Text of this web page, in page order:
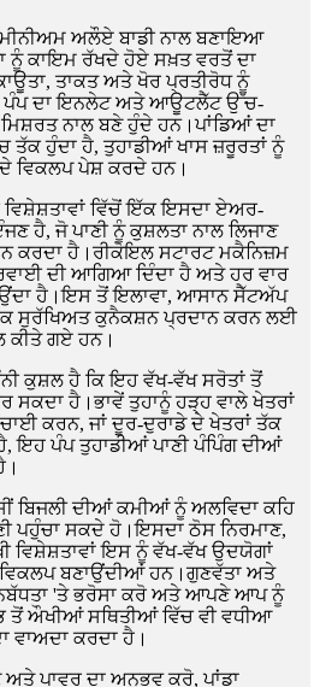
ਅਲੌਏ ਬਾਡੀ ਨਾਲ ਬਣਾਇਆ
ਨੂੰ ਕਾਇਮ ਰੱਖਦੇ ਹੋਏ ਸਖ਼ਤ ਵਰਤੋਂ ਦਾ
ਤਾਕਤ ਅਤੇ ਖੋਰ ਪ੍ਰਤੀਰੋਧ ਨੂੰ
ਪੰਪ ਦਾ ਇਨਲੇਟ ਅਤੇ ਆਊਟਲੈੱਟ ਉੱਚ-
ਨਾਲ ਬਣੇ ਹੁੰਦੇ ਹਨ।ਪਾਂਡਿਆਂ ਦਾ
ਹੁੰਦਾ ਹੈ, ਤੁਹਾਡੀਆਂ ਖਾਸ ਜ਼ਰੂਰਤਾਂ ਨੂੰ
ਵਿਕਲਪ ਪੇਸ਼ ਕਰਦੇ ਹਨ।
ਵਿਸ਼ੇਸ਼ਤਾਵਾਂ ਵਿੱਚੋਂ ਇੱਕ ਇਸਦਾ ਏਅਰ-
ਹੈ, ਜੋ ਪਾਣੀ ਨੂੰ ਕੁਸ਼ਲਤਾ ਨਾਲ ਲਿਜਾਣ
ਕਰਦਾ ਹੈ।ਰੀਕੋਇਲ ਸਟਾਰਟ ਮਕੈਨਿਜ਼ਮ
ਦੀ ਆਗਿਆ ਦਿੰਦਾ ਹੈ ਅਤੇ ਹਰ ਵਾਰ
ਹੈ।ਇਸ ਤੋਂ ਇਲਾਵਾ, ਆਸਾਨ ਸੈੱਟਅੱਪ
ਸੁਰੱਖਿਅਤ ਕੁਨੈਕਸ਼ਨ ਪ੍ਰਦਾਨ ਕਰਨ ਲਈ
ਕੀਤੇ ਗਏ ਹਨ।
ਕੁਸ਼ਲ ਹੈ ਕਿ ਇਹ ਵੱਖ-ਵੱਖ ਸਰੋਤਾਂ ਤੋਂ
ਸਕਦਾ ਹੈ।ਭਾਵੇਂ ਤੁਹਾਨੂੰ ਹੜ੍ਹ ਵਾਲੇ ਖੇਤਰਾਂ
ਕਰਨ, ਜਾਂ ਦੂਰ-ਦੁਰਾਡੇ ਦੇ ਖੇਤਰਾਂ ਤੱਕ
ਇਹ ਪੰਪ ਤੁਹਾਡੀਆਂ ਪਾਣੀ ਪੰਪਿੰਗ ਦੀਆਂ
ਬਿਜਲੀ ਦੀਆਂ ਕਮੀਆਂ ਨੂੰ ਅਲਵਿਦਾ ਕਹਿ
ਪਹੁੰਚਾ ਸਕਦੇ ਹੋ।ਇਸਦਾ ਠੋਸ ਨਿਰਮਾਣ,
ਇਸ ਨੂੰ ਵੱਖ-ਵੱਖ ਉਦਯੋਗਾਂ
ਬਣਾਉਂਦੀਆਂ ਹਨ।ਗੁਣਵੱਤਾ ਅਤੇ
'ਤੇ ਭਰੋਸਾ ਕਰੋ ਅਤੇ ਆਪਣੇ ਆਪ ਨੂੰ
ਔਖੀਆਂ ਸਥਿਤੀਆਂ ਵਿੱਚ ਵੀ ਵਧੀਆ
ਵਾਅਦਾ ਕਰਦਾ ਹੈ।
ਪਾਵਰ ਦਾ ਅਨੁਭਵ ਕਰੋ, ਪਾਂਡਾ